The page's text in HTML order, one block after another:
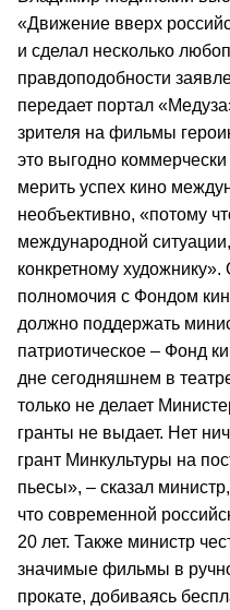
«Движение вверх
и сделал несколько
правдоподобности
передает портал
зрителя на фильмы
это выгодно
мерить успех кино
необъективно, «потому
международной
конкретному
полномочия с Фондом
должно поддержать
патриотическое – Фонд
дне сегодняшнем в
только не делает
гранты не выдает. Нет
грант Минкультуры на
пьесы», – сказал
что современной
20 лет. Также министр
значимые фильмы в
прокате, добиваясь